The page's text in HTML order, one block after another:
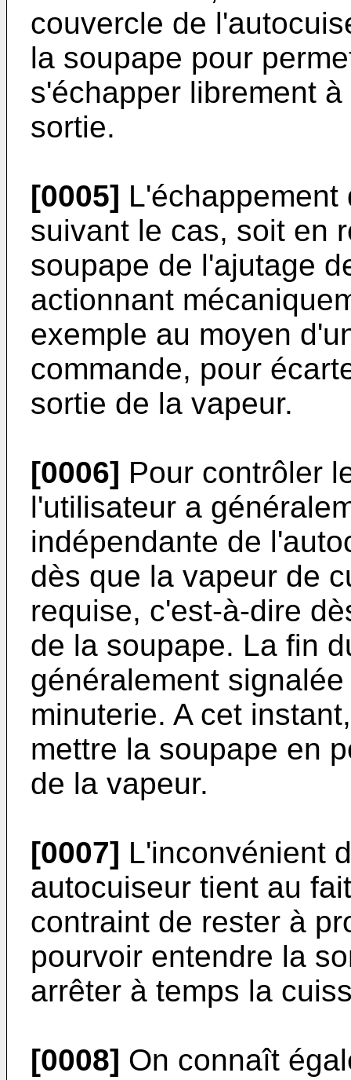
couvercle de
la soupape pour
s'échapper librement
sortie.
[0005]
suivant le cas, soit en
soupape de l'ajutage
actionnant
exemple au moyen
commande, pour
sortie de la vapeur.
[0006] Pour contrôler
l'utilisateur a
indépendante de
dès que la vapeur de
requise, c'est-à-dire
de la soupape. La fin
généralement
minuterie. A cet
mettre la soupape en
de la vapeur.
[0007] L'inconvénient
autocuiseur tient au
contraint de rester à
pourvoir entendre la
arrêter à temps la
[0008] On connaît